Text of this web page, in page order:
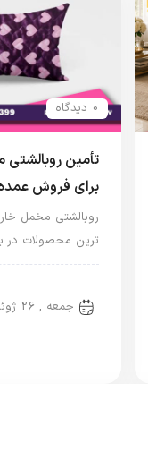
0 دیدگاه
تأمین
برای فروش
روبالشتی مخمل
ترین محصولات در
جمعه , 26 ژوئن 2026